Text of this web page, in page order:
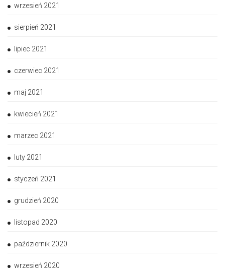
wrzesień 2021
sierpień 2021
lipiec 2021
czerwiec 2021
maj 2021
kwiecień 2021
marzec 2021
luty 2021
styczeń 2021
grudzień 2020
listopad 2020
październik 2020
wrzesień 2020